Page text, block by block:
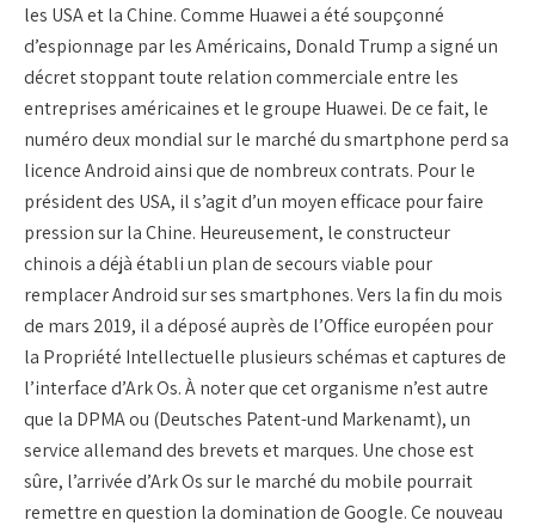
les USA et la Chine. Comme Huawei a été soupçonné
d’espionnage par les Américains, Donald Trump a signé un
décret stoppant toute relation commerciale entre les
entreprises américaines et le groupe Huawei. De ce fait, le
numéro deux mondial sur le marché du smartphone perd sa
licence Android ainsi que de nombreux contrats. Pour le
président des USA, il s’agit d’un moyen efficace pour faire
pression sur la Chine. Heureusement, le constructeur
chinois a déjà établi un plan de secours viable pour
remplacer Android sur ses smartphones. Vers la fin du mois
de mars 2019, il a déposé auprès de l’Office européen pour
la Propriété Intellectuelle plusieurs schémas et captures de
l’interface d’Ark Os. À noter que cet organisme n’est autre
que la DPMA ou (Deutsches Patent-und Markenamt), un
service allemand des brevets et marques. Une chose est
sûre, l’arrivée d’Ark Os sur le marché du mobile pourrait
remettre en question la domination de Google. Ce nouveau